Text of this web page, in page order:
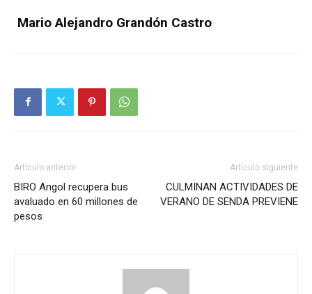
Mario Alejandro Grandón Castro
Artículo anterior
BIRO Angol recupera bus
avaluado en 60 millones de
pesos
Artículo siguiente
CULMINAN ACTIVIDADES DE
VERANO DE SENDA PREVIENE